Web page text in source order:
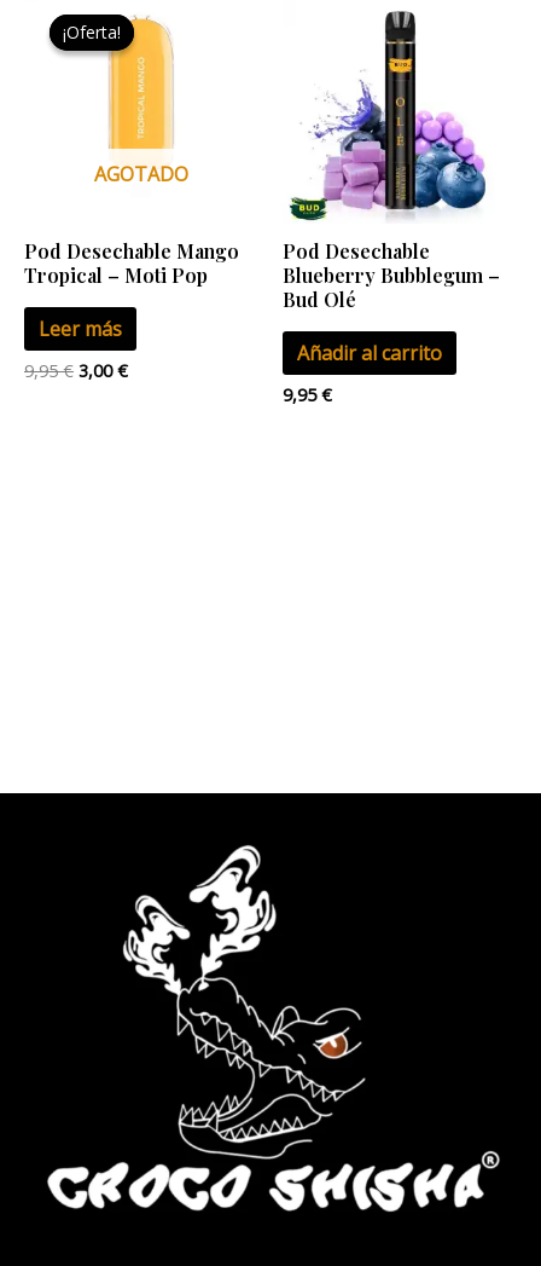
¡Oferta!
AGOTADO
¡Oferta!
Pod Desechable Mango
Tropical – Moti Pop
Leer más
9,95€
precio
original
era:
3,00€
precio
actual
es:
3,00 €.
Pod Desechable
Blueberry Bubblegum –
Bud Olé
Añadir al carrito
9,95€